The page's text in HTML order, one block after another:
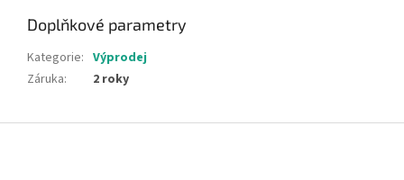
Doplňkové parametry
Kategorie: Výprodej
Záruka: 2 roky